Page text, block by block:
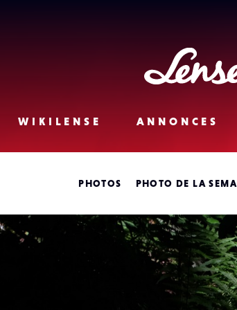
WIKILENSE ANNONCES
PHOTOS PHOTO DE LA